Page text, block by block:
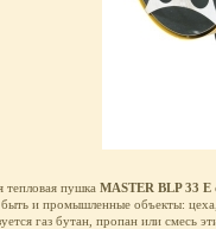
пушка MASTER BLP 33 E
и промышленные объекты:
газ бутан, пропан или смесь